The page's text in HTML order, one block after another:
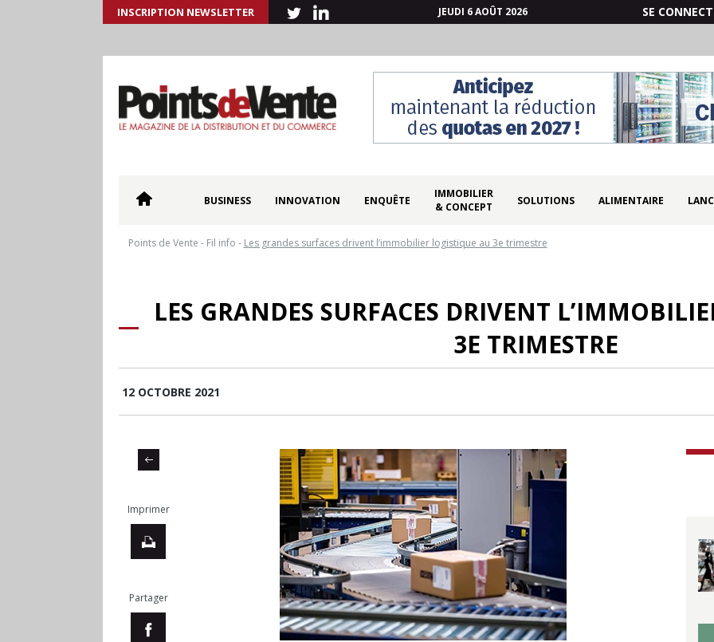
INSCRIPTION NEWSLETTER JEUDI 6 AOÛT 2026 SE
BUSINESS INNOVATION ENQUÊTE
IMMOBILIER
& CONCEPT
SOLUTIONS ALIMENTAIRE
Points de Vente - Fil info - Les grandes surfaces drivent l’immobilier logistique au 3e trimestre
LES GRANDES SURFACES DRIVENT
3E TRIMESTRE
12 OCTOBRE 2021
Imprimer
Partager